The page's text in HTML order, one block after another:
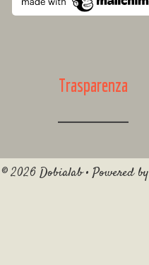
Trasparenza
© 2026 Dobialab• Powered by